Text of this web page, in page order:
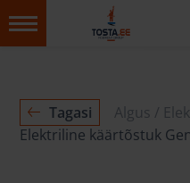
Tagasi Algus
Elektriline käärtõstuk